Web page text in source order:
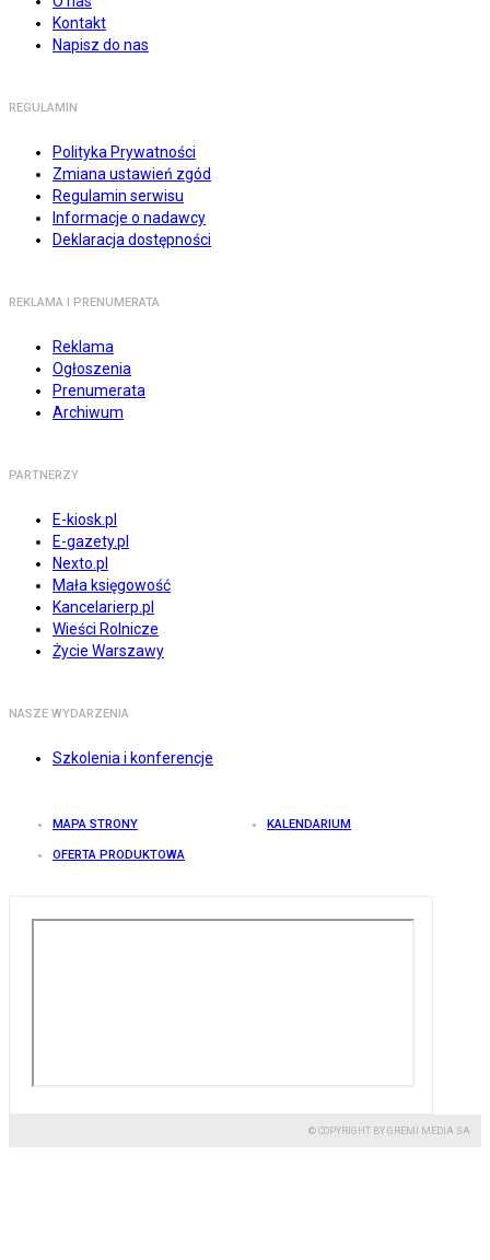
Kontakt
Napisz do nas
REGULAMIN
Polityka Prywatności
Zmiana ustawień zgód
Regulamin serwisu
Informacje o nadawcy
Deklaracja dostępności
REKLAMA I PRENUMERATA
Reklama
Ogłoszenia
Prenumerata
Archiwum
PARTNERZY
E-kiosk.pl
E-gazety.pl
Nexto.pl
Mała księgowość
Kancelarierp.pl
Wieści Rolnicze
Życie Warszawy
NASZE WYDARZENIA
Szkolenia i konferencje
MAPA STRONY KALENDARIUM
OFERTA PRODUKTOWA
© COPYRIGHT BY GREMI MEDIA SA